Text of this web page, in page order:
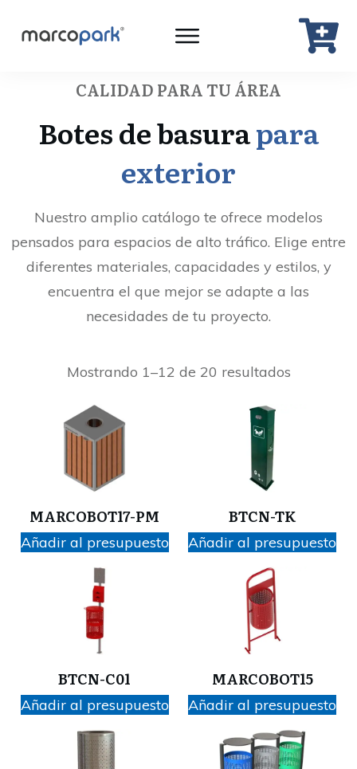
CALIDAD PARA TU ÁREA
Botes de basurapara
exterior
Nuestro amplio catálogo te ofrece modelos
pensados para espacios de alto tráfico. Elige entre
diferentes materiales, capacidades y estilos, y
encuentra el que mejor se adapte a las
necesidades de tu proyecto.
Mostrando 1–12 de 20 resultados
MARCOBOT17-PM
Añadir al presupuesto
BTCN-TK
Añadir al presupuesto
BTCN-C01
Añadir al presupuesto
MARCOBOT15
Añadir al presupuesto